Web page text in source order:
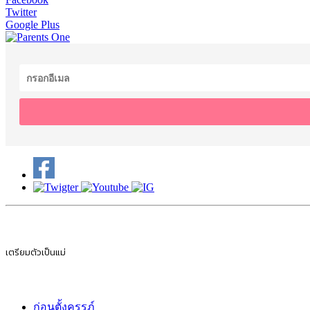
Twitter
Google Plus
เตรียมตัวเป็นแม่
ก่อนตั้งครรภ์